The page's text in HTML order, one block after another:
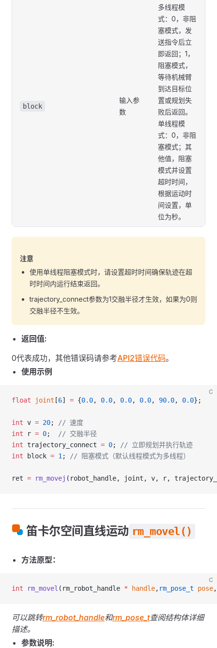
block
输入参
数
多线程模
式：0，非阻
塞模式，发
送指令后立
即返回；1，
阻塞模式，
等待机械臂
到达目标位
置或规划失
败后返回。
单线程模
式：0，非阻
塞模式；其
他值，阻塞
模式并设置
超时时间，
根据运动时
间设置，单
位为秒。
注意
使用单线程阻塞模式时，请设置超时时间确保轨迹在超
时时间内运行结束返回。
trajectory_connect参数为1交融半径才生效，如果为0则
交融半径不生效。
返回值:
0代表成功，其他错误码请参考API2错误代码。
使用示例
C
float joint [6] = {0.0, 0.0, 0.0, 0.0, 90.0, 0.0};
int v = 20;
// 速度
int r = 0;
  // 交融半径
int trajectory_connect = 0;
// 立即规划并执行轨迹
int block = 1 ; // 阻塞模式（默认线程模式为多线程）
ret = rm_movej (robot_handle, joint, v, r,
笛卡尔空间直线运动 rm_movel()
方法原型：
C
int rm_movel (rm_robot_handle * handle, rm_pose_t pose,
可以跳转rm_robot_handle和rm_pose_t查阅结构体详细
描述。
参数说明: